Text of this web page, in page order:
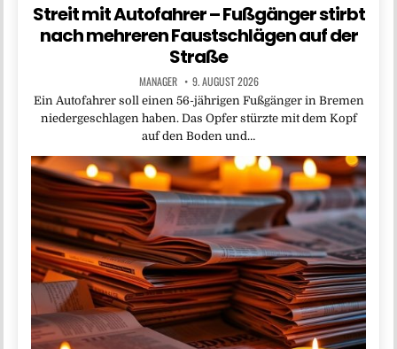
Streit mit Autofahrer – Fußgänger stirbt
nach mehreren Faustschlägen auf der
Straße
MANAGER 9. AUGUST 2026
Ein Autofahrer soll einen 56-jährigen Fußgänger in Bremen
niedergeschlagen haben. Das Opfer stürzte mit dem Kopf
auf den Boden und…